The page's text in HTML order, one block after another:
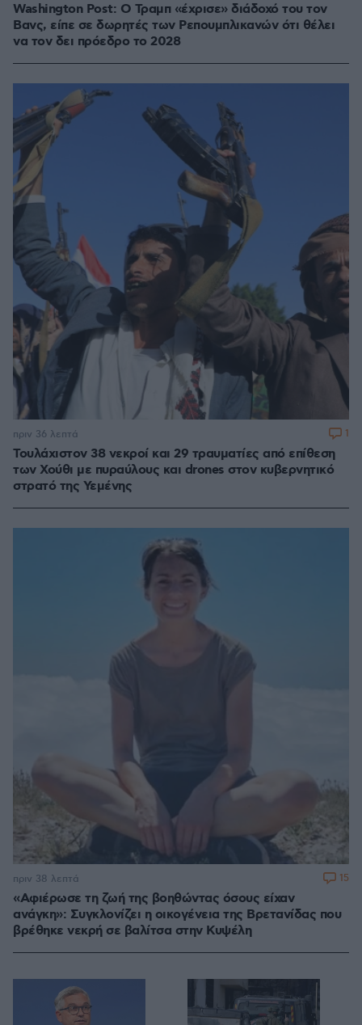
Washington Post: Ο Τραμπ «έχρισε» διάδοχό του τον
Βανς, είπε σε δωρητές των Ρεπουμπλικανών ότι θέλει
να τον δει πρόεδρο το 2028
Τουλάχιστον 38 νεκροί και 29 τραυματίες από επίθεση
των Χούθι με πυραύλους και drones στον κυβερνητικό
στρατό της Υεμένης
πριν 36 λεπτά 1
«Αφιέρωσε τη ζωή της βοηθώντας όσους είχαν
ανάγκη»: Συγκλονίζει η οικογένεια της Βρετανίδας που
βρέθηκε νεκρή σε βαλίτσα στην Κυψέλη
πριν 38 λεπτά 15